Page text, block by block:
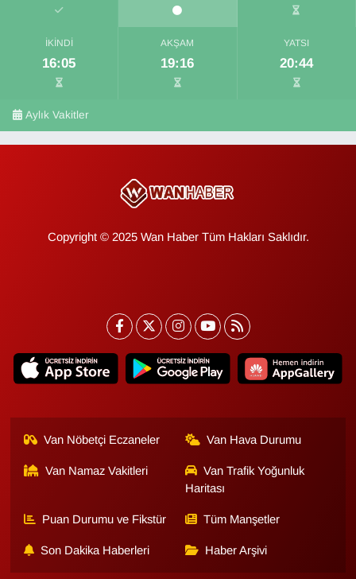
İKINDI
16:05
AKŞAM
19:16
YATSI
20:44
Aylık Vakitler
Copyright © 2025 Wan Haber Tüm Hakları Saklıdır.
Van Nöbetçi Eczaneler Van Hava Durumu
Van Namaz Vakitleri
Van Trafik Yoğunluk
Haritası
Puan Durumu ve Fikstür Tüm Manşetler
Son Dakika Haberleri Haber Arşivi